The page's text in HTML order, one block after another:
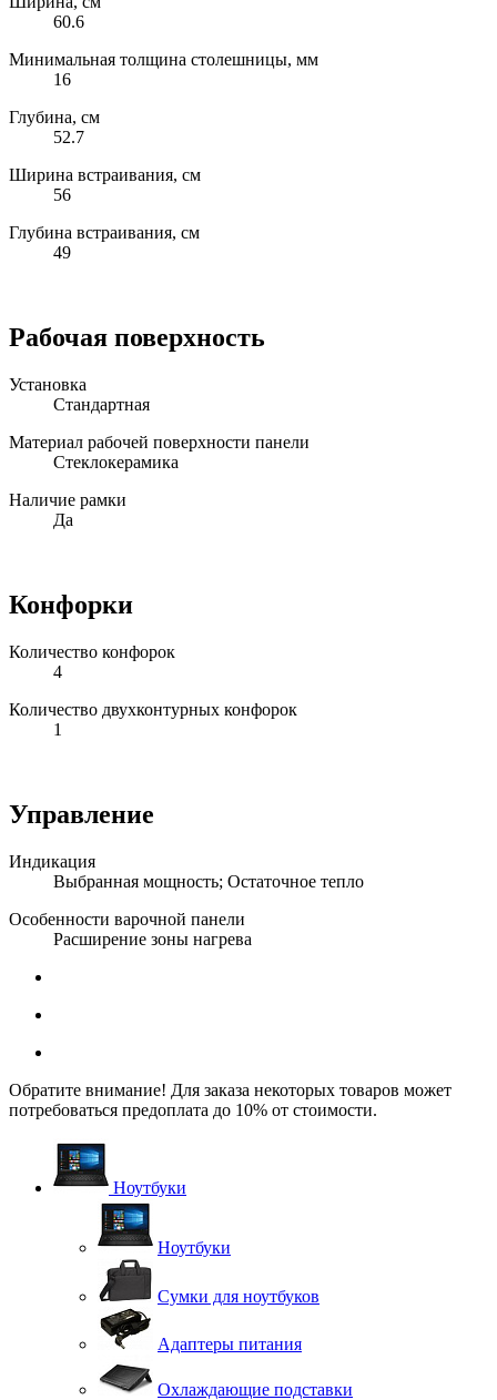
60.6
Минимальная толщина столешницы, мм
16
Глубина, см
52.7
Ширина встраивания, см
56
Глубина встраивания, см
49
Рабочая поверхность
Установка
Стандартная
Материал рабочей поверхности панели
Стеклокерамика
Наличие рамки
Да
Конфорки
Количество конфорок
4
Количество двухконтурных конфорок
1
Управление
Индикация
Выбранная мощность; Остаточное тепло
Особенности варочной панели
Расширение зоны нагрева
Обратите внимание! Для заказа некоторых товаров может
потребоваться предоплата до 10% от стоимости.
Ноутбуки
Ноутбуки
Сумки для ноутбуков
Адаптеры питания
Охлаждающие подставки